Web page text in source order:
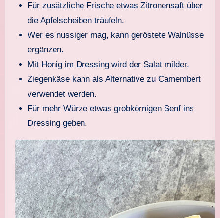
Für zusätzliche Frische etwas Zitronensaft über
die Apfelscheiben träufeln.
Wer es nussiger mag, kann geröstete Walnüsse
ergänzen.
Mit Honig im Dressing wird der Salat milder.
Ziegenkäse kann als Alternative zu Camembert
verwendet werden.
Für mehr Würze etwas grobkörnigen Senf ins
Dressing geben.